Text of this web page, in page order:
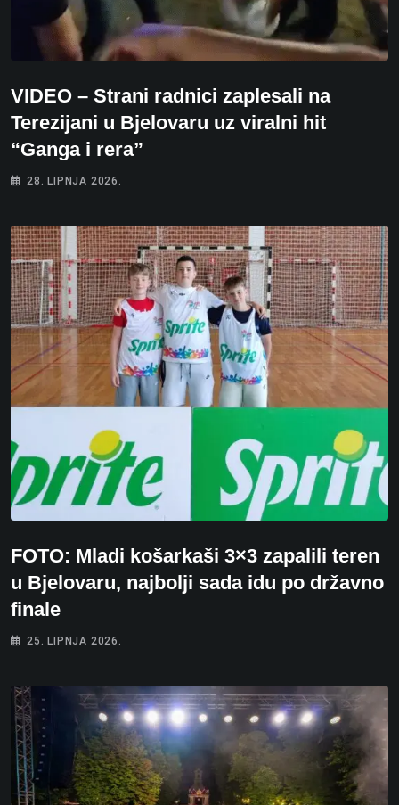
VIDEO – Strani radnici zaplesali na
Terezijani u Bjelovaru uz viralni hit
“Ganga i rera”
28. LIPNJA 2026.
FOTO: Mladi košarkaši 3×3 zapalili teren
u Bjelovaru, najbolji sada idu po državno
finale
25. LIPNJA 2026.